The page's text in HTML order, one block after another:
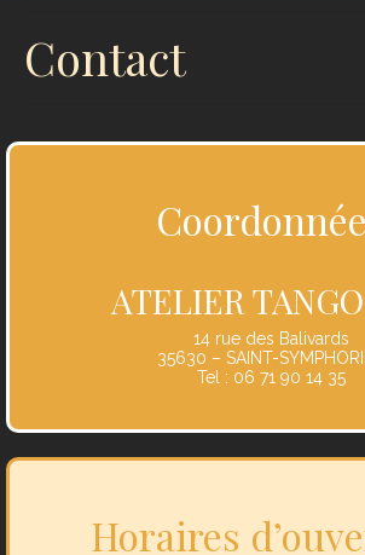
Contact
ATELIER
14 rue des Balivards
35630 – SAINT-
Tel : 06 71 90 14 35
Horaires